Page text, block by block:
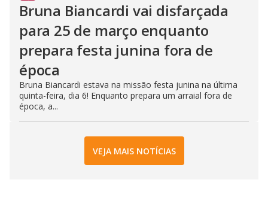
Bruna Biancardi vai disfarçada
para 25 de março enquanto
prepara festa junina fora de
época
Bruna Biancardi estava na missão festa junina na última
quinta-feira, dia 6! Enquanto prepara um arraial fora de
época, a...
VEJA MAIS NOTÍCIAS